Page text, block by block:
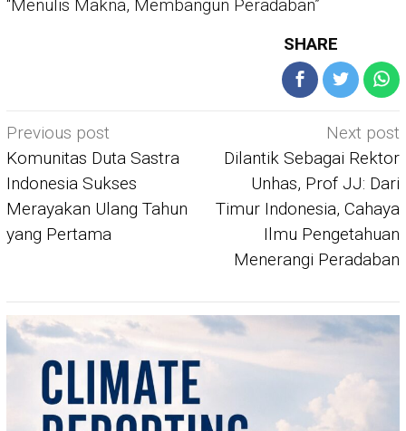
“Menulis Makna, Membangun Peradaban”
SHARE
Post
navigation
Previous post
Komunitas Duta Sastra
Indonesia Sukses
Merayakan Ulang Tahun
yang Pertama
Next post
Dilantik Sebagai Rektor
Unhas, Prof JJ: Dari
Timur Indonesia, Cahaya
Ilmu Pengetahuan
Menerangi Peradaban